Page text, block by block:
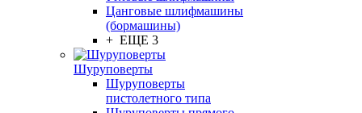
Цанговые шлифмашины
(бормашины)
+ ЕЩЕ 3
Шуруповерты
Шуруповерты
пистолетного типа